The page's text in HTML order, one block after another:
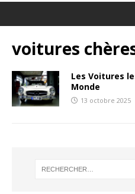
voitures
Les Voitures
Monde
13 octobre 2025